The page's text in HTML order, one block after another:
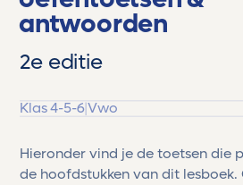
antwoorden
2e editie
Klas 4-5-6|Vwo
Hieronder vind je de toetsen die
de hoofdstukken van dit